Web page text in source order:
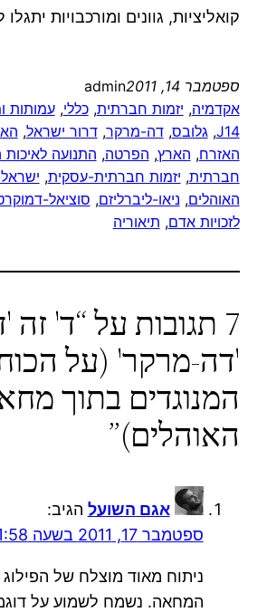
קואליציות, גוונים ומורכבויות
ספטמבר 14, 2011
admin
אקדמיה, יזמות חברתית, כללי, עמותות
J14
, גלובס, דה-מרקר, דרור ישראל,
האזרח, הארץ, הפרטה, התנועה לאיכות
חברתית, יזמות חברתית-עסקית, ישראל 2021
האוהלים, ניאו-ליברליזם, סוציאל-
לזכויות אדם, תיאוריה
7 תגובות על “ד' זה
'דה-מרקר' (על
המנוגדים בתוך
האוהלים)”
אגם השועל הגיב:
ספטמבר 17, 2011 בשעה 1:58 pm
ניתוח מאוד מוצלח של הפילוג
המחאה. נשמח לשמוע על